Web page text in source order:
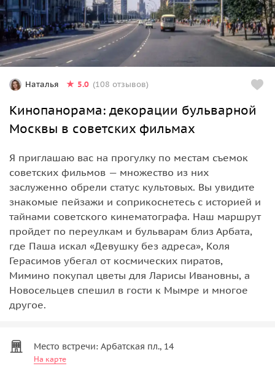
Наталья 5.0 (108 отзывов)
Кинопанорама: декорации бульварной
Москвы в советских фильмах
Я приглашаю вас на прогулку по местам съемок
советских фильмов — множество из них
заслуженно обрели статус культовых. Вы увидите
знакомые пейзажи и соприкоснетесь с историей и
тайнами советского кинематографа. Наш маршрут
пройдет по переулкам и бульварам близ Арбата,
где Паша искал «Девушку без адреса», Коля
Герасимов убегал от космических пиратов,
Мимино покупал цветы для Ларисы Ивановны, а
Новосельцев спешил в гости к Мымре и многое
другое.
Место встречи: Арбатская пл., 14
На карте